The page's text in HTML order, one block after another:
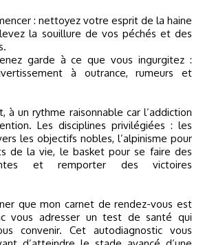
: nettoyez votre esprit de la haine
la souillure de vos péchés et des
garde à ce que vous ingurgitez :
à outrance, rumeurs et
à un rythme raisonnable car l’addiction
Les disciplines privilégiées : les
les objectifs nobles, l’alpinisme pour
de la vie, le basket pour se faire des
et remporter des victoires
que mon carnet de rendez-vous est
vous adresser un test de santé qui
convenir. Cet autodiagnostic vous